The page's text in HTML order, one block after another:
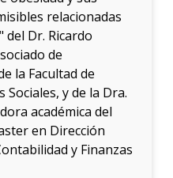
relacionadas
del Dr. Ricardo
de
la Facultad de
Sociales, y de la Dra.
académica del
en Dirección
y Finanzas